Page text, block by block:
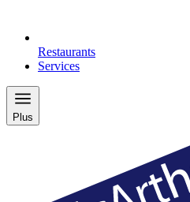
Restaurants
Services
Plus